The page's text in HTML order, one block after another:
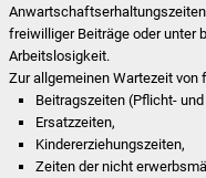
freiwilliger Beiträge oder unter
Arbeitslosigkeit.
Zur allgemeinen Wartezeit von
Beitragszeiten (Pflicht-
Ersatzzeiten,
Kindererziehungszeiten,
Zeiten der nicht